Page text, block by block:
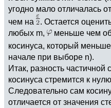
угодно мало отличалась
чем на
. Остается
любых m,
меньше чем
косинуса, который меньше
начале при выборе n).
Итак, разность
косинуса стремится к
Следовательно сам
отличается от значения